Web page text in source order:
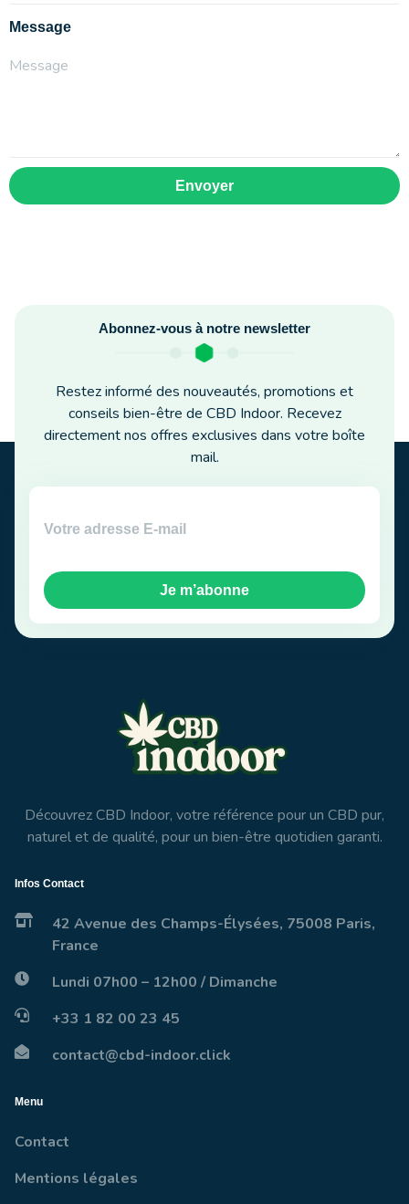
Message
Envoyer
Abonnez-vous à notre newsletter
Restez informé des nouveautés, promotions et
conseils bien-être de CBD Indoor. Recevez
directement nos offres exclusives dans votre boîte
mail.
Je m’abonne
Découvrez CBD Indoor, votre référence pour un CBD pur,
naturel et de qualité, pour un bien-être quotidien garanti.
Infos Contact
42 Avenue des Champs-Élysées, 75008 Paris,
France
Lundi 07h00 – 12h00 / Dimanche
+33 1 82 00 23 45
contact@cbd-indoor.click
Menu
Contact
Mentions légales